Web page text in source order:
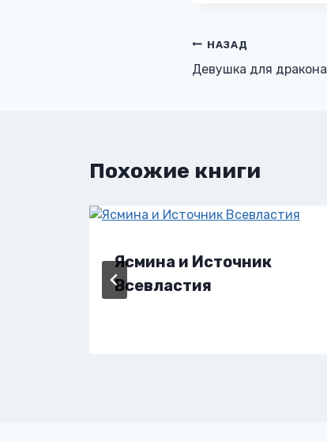
Навигация
по
НАЗАД
Девушка для дракона
Похожие книги
Ясмина и Источник
Всевластия